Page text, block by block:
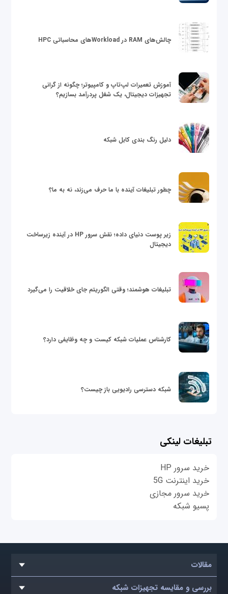
چالش‌های RAM در Workloadهای محاسباتی HPC
آموزش تعمیرات لپ‌تاپ و کامپیوتر؛ چگونه از گرانی
تجهیزات دیجیتال، یک شغل پردرآمد بسازیم؟
دلیل رنگ بندی کابل شبکه
چطور تبلیغات آینده با ما حرف می‌زند، نه به ما؟
زیر پوست دنیای داده؛ نقش سرور HP در آینده زیرساخت
دیجیتال
تبلیغات هوشمند؛ وقتی الگوریتم جای خلاقیت را می‌گیرد
کارشناس عملیات شبکه کیست و چه وظایفی دارد؟
شبکه دسترسی رادیویی باز چیست؟
تبلیغات لینکی
خرید سرور HP
خرید اینترنت 5G
خرید سرور مجازی
پسیو شبکه
مقالات
بررسی و مقایسه تجهیزات شبکه